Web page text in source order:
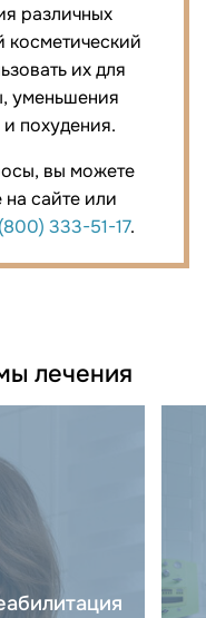
различных
их для
уменьшения
похудения.
вы можете
на сайте или
333-51-17.
лечения